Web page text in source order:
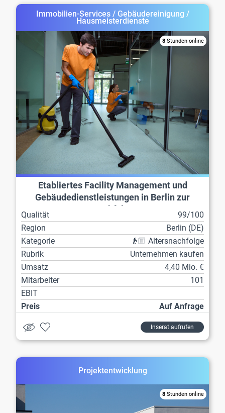
Immobilien-Services / Gebäudereinigung /
Hausmeisterdienste
8 Stunden online
Etabliertes Facility Management und
Gebäudedienstleistungen in Berlin zur
Qualität
99/100
Region
Berlin (DE)
Kategorie
👴🏼 Altersnachfolge
Rubrik
Unternehmen kaufen
Umsatz
4,40 Mio. €
Mitarbeiter
101
EBIT
Preis
Auf Anfrage
Inserat aufrufen
Projektentwicklung
8 Stunden online